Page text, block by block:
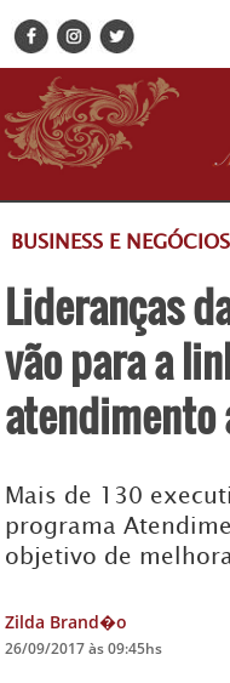
BUSINESS E NEGÓCIOS
Lideranças
vão para a
atendimento
Mais de 130
programa
objetivo de
Zilda Brand�o
26/09/2017 às 09:45hs